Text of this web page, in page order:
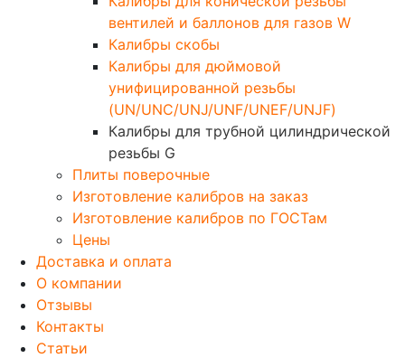
вентилей и баллонов для газов W
Калибры скобы
Калибры для дюймовой
унифицированной резьбы
(UN/UNC/UNJ/UNF/UNEF/UNJF)
Калибры для трубной цилиндрической
резьбы G
Плиты поверочные
Изготовление калибров на заказ
Изготовление калибров по ГОСТам
Цены
Доставка и оплата
О компании
Отзывы
Контакты
Статьи